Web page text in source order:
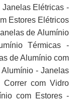
Elétricas -
Estores Elétricos
de Alumínio
Térmicas -
de Alumínio com
- Janelas
com Vidro
com Estores -